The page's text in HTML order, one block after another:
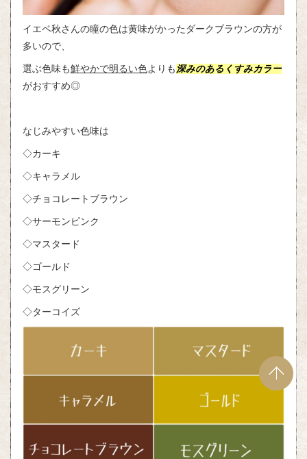
イエベ秋さんの瞳の色は黄味がかったダークブラウンの方が
多いので、
選ぶ色味も鮮やかで明るい色よりも 深みのあるくすみカラー
がおすすめ◎
なじみやすい色味は
◇カーキ
◇キャラメル
◇チョコレートブラウン
◇サーモンピンク
◇マスタード
◇ゴールド
◇モスグリーン
◇ターコイズ